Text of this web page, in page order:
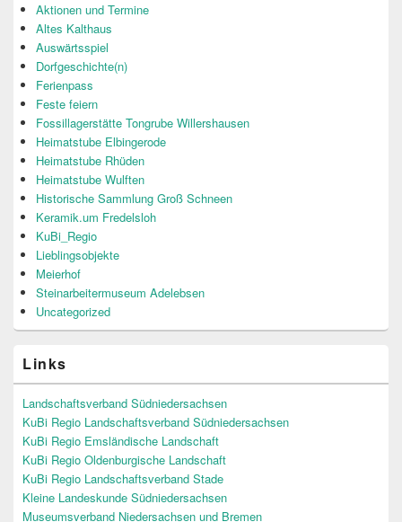
Aktionen und Termine
Altes Kalthaus
Auswärtsspiel
Dorfgeschichte(n)
Ferienpass
Feste feiern
Fossillagerstätte Tongrube Willershausen
Heimatstube Elbingerode
Heimatstube Rhüden
Heimatstube Wulften
Historische Sammlung Groß Schneen
Keramik.um Fredelsloh
KuBi_Regio
Lieblingsobjekte
Meierhof
Steinarbeitermuseum Adelebsen
Uncategorized
Links
Landschaftsverband Südniedersachsen
KuBi Regio Landschaftsverband Südniedersachsen
KuBi Regio Emsländische Landschaft
KuBi Regio Oldenburgische Landschaft
KuBi Regio Landschaftsverband Stade
Kleine Landeskunde Südniedersachsen
Museumsverband Niedersachsen und Bremen